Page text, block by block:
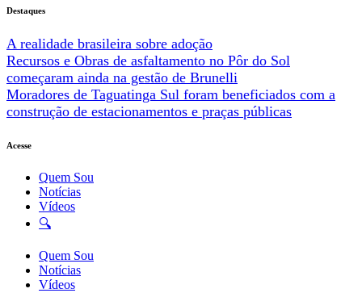
Destaques
A realidade brasileira sobre adoção
Recursos e Obras de asfaltamento no Pôr do Sol
começaram ainda na gestão de Brunelli
Moradores de Taguatinga Sul foram beneficiados com a
construção de estacionamentos e praças públicas
Acesse
Quem Sou
Notícias
Vídeos
🔍
Quem Sou
Notícias
Vídeos